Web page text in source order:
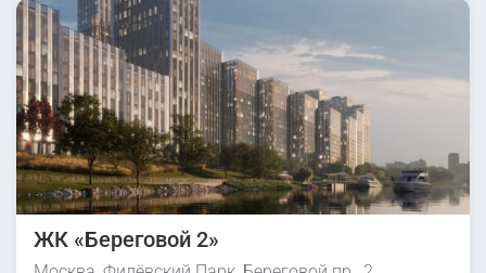
ЖК «Береговой 2»